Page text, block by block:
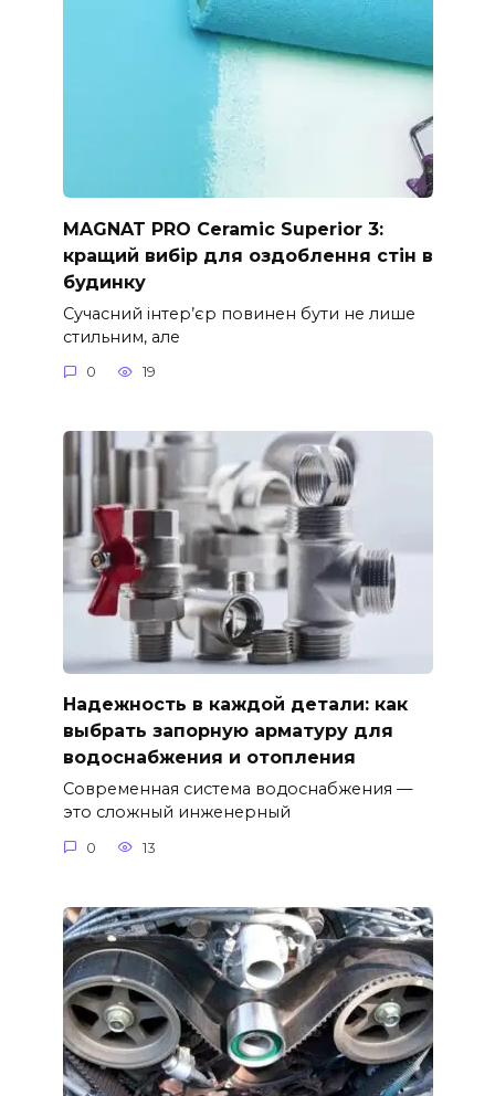
MAGNAT PRO Ceramic Superior 3:
кращий вибір для оздоблення стін в
будинку
Сучасний інтер’єр повинен бути не лише
стильним, але
0 19
Надежность в каждой детали: как
выбрать запорную арматуру для
водоснабжения и отопления
Современная система водоснабжения —
это сложный инженерный
0 13